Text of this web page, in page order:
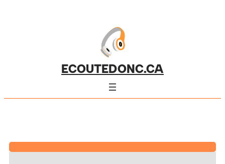
ECOUTEDONC.CA